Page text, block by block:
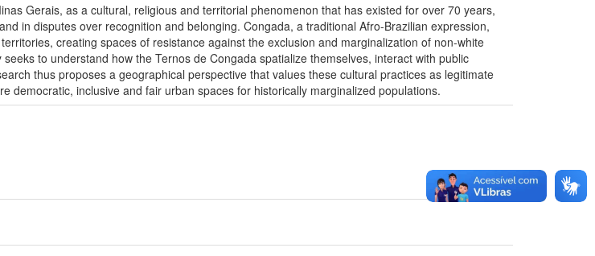
Gerais, as a cultural, religious and territorial phenomenon that has existed for over 70 years,
in disputes over recognition and belonging. Congada, a traditional Afro-Brazilian expression,
creating spaces of resistance against the exclusion and marginalization of non-white
to understand how the Ternos de Congada spatialize themselves, interact with public
thus proposes a geographical perspective that values ​​these cultural practices as legitimate
democratic, inclusive and fair urban spaces for historically marginalized populations.